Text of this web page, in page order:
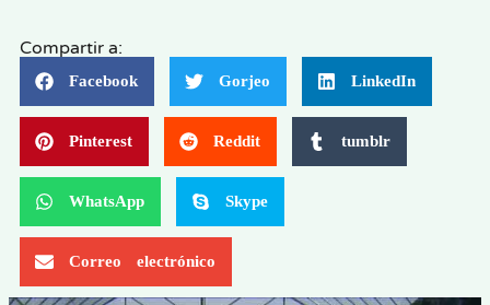
Compartir a:
Facebook Gorjeo LinkedIn
Pinterest Reddit tumblr
WhatsApp Skype
Correo electrónico